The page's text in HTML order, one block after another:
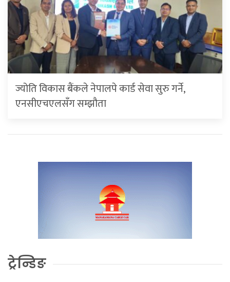
ज्योति विकास बैंकले नेपालपे कार्ड सेवा सुरु गर्ने,
एनसीएचएलसँग सम्झौता
ट्रेन्डिङ